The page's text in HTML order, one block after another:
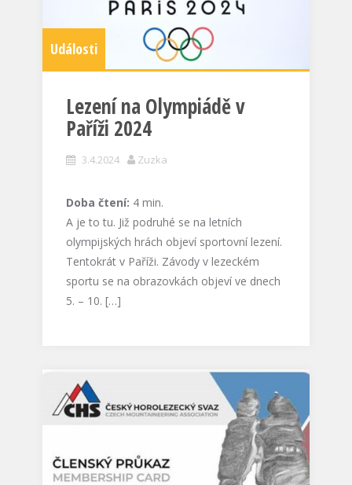
Události
Lezení na Olympiádě v
Paříži 2024
3.4.2024 Zuzka
Doba čtení: 4 min.
A je to tu. Již podruhé se na letních
olympijských hrách objeví sportovní lezení.
Tentokrát v Paříži. Závody v lezeckém
sportu se na obrazovkách objeví ve dnech
5. – 10. […]